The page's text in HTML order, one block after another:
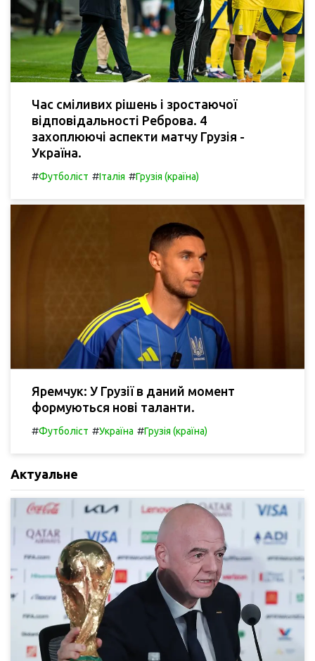
Час сміливих рішень і зростаючої
відповідальності Реброва. 4
захоплюючі аспекти матчу Грузія -
Україна.
#Футболіст #Італія #Грузія (країна)
Яремчук: У Грузії в даний момент
формуються нові таланти.
#Футболіст #Україна #Грузія (країна)
Актуальне